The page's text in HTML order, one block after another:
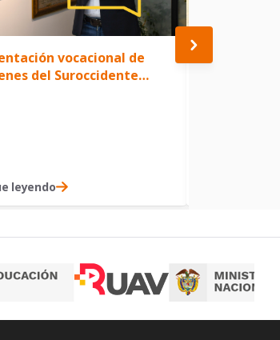
vocacional de
del Suroccidente
leyendo
Los